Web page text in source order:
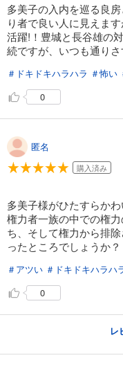
多美子の入内を巡る良
り者で良い人に見えま
活躍!！豊城と長谷雄の
続ですが、いつも通りさ
＃ドキドキハラハラ ＃怖い
0
匿名
購入済み
多美子様がひたすらか
権力者一族の中での権
ち、そして権力から排
ったところでしょうか？
＃アツい ＃ドキドキハラハ
0
レ